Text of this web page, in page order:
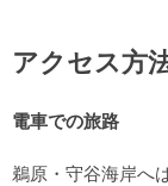
アクセス方
電車での旅路
鵜原・守谷海岸へ